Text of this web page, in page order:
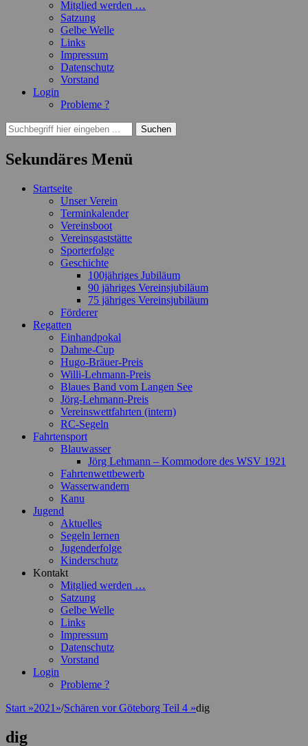
Mitglied werden …
Satzung
Gelbe Welle
Links
Impressum
Datenschutz
Vorstand
Login
Probleme ?
Suchen
Suchen
nach:
Sekundäres Menü
Zum
Startseite
Unser Verein
Terminkalender
Vereinsboot
Vereinsgaststätte
Sporterfolge
Geschichte
100jähriges Jubiläum
90 jähriges Vereinsjubiläum
75 jähriges Vereinsjubiläum
Förderer
Regatten
Einhandpokal
Dahme-Cup
Hugo-Bräuer-Preis
Willi-Lehmann-Preis
Blaues Band vom Langen See
Jörg-Lehmann-Preis
Vereinswettfahrten (intern)
RC-Segeln
Fahrtensport
Blauwasser
Jörg Lehmann – Kommodore des WSV 1921
Fahrtenwettbewerb
Wasserwandern
Kanu
Jugend
Aktuelles
Segeln lernen
Jugenderfolge
Kinderschutz
Kontakt
Mitglied werden …
Satzung
Gelbe Welle
Links
Impressum
Datenschutz
Vorstand
Login
Probleme ?
Start »2021 »/Schären vor Göteborg Teil 4 »dig
dig